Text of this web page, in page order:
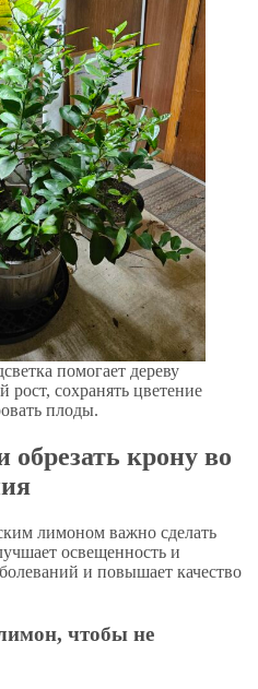
помогает дереву
сохранять цветение
плоды.
крону во
лимоном важно сделать
освещенность и
и повышает качество
чтобы не